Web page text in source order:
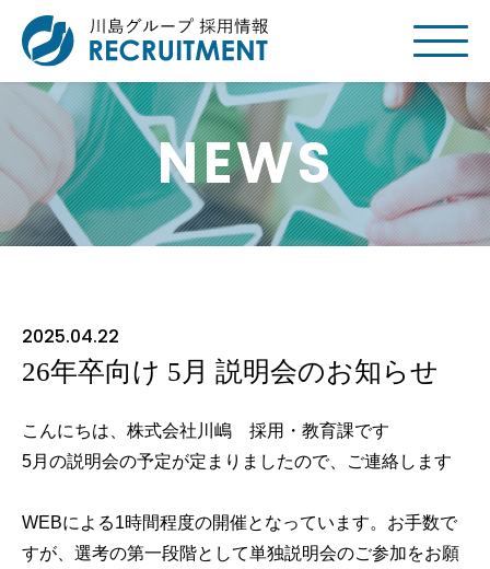
NEWS
2025.04.22
26年卒向け 5月 説明会のお知らせ
こんにちは、株式会社川嶋 採用・教育課です
5月の説明会の予定が定まりましたので、ご連絡します
WEBによる1時間程度の開催となっています。お手数で
すが、選考の第一段階として単独説明会のご参加をお願